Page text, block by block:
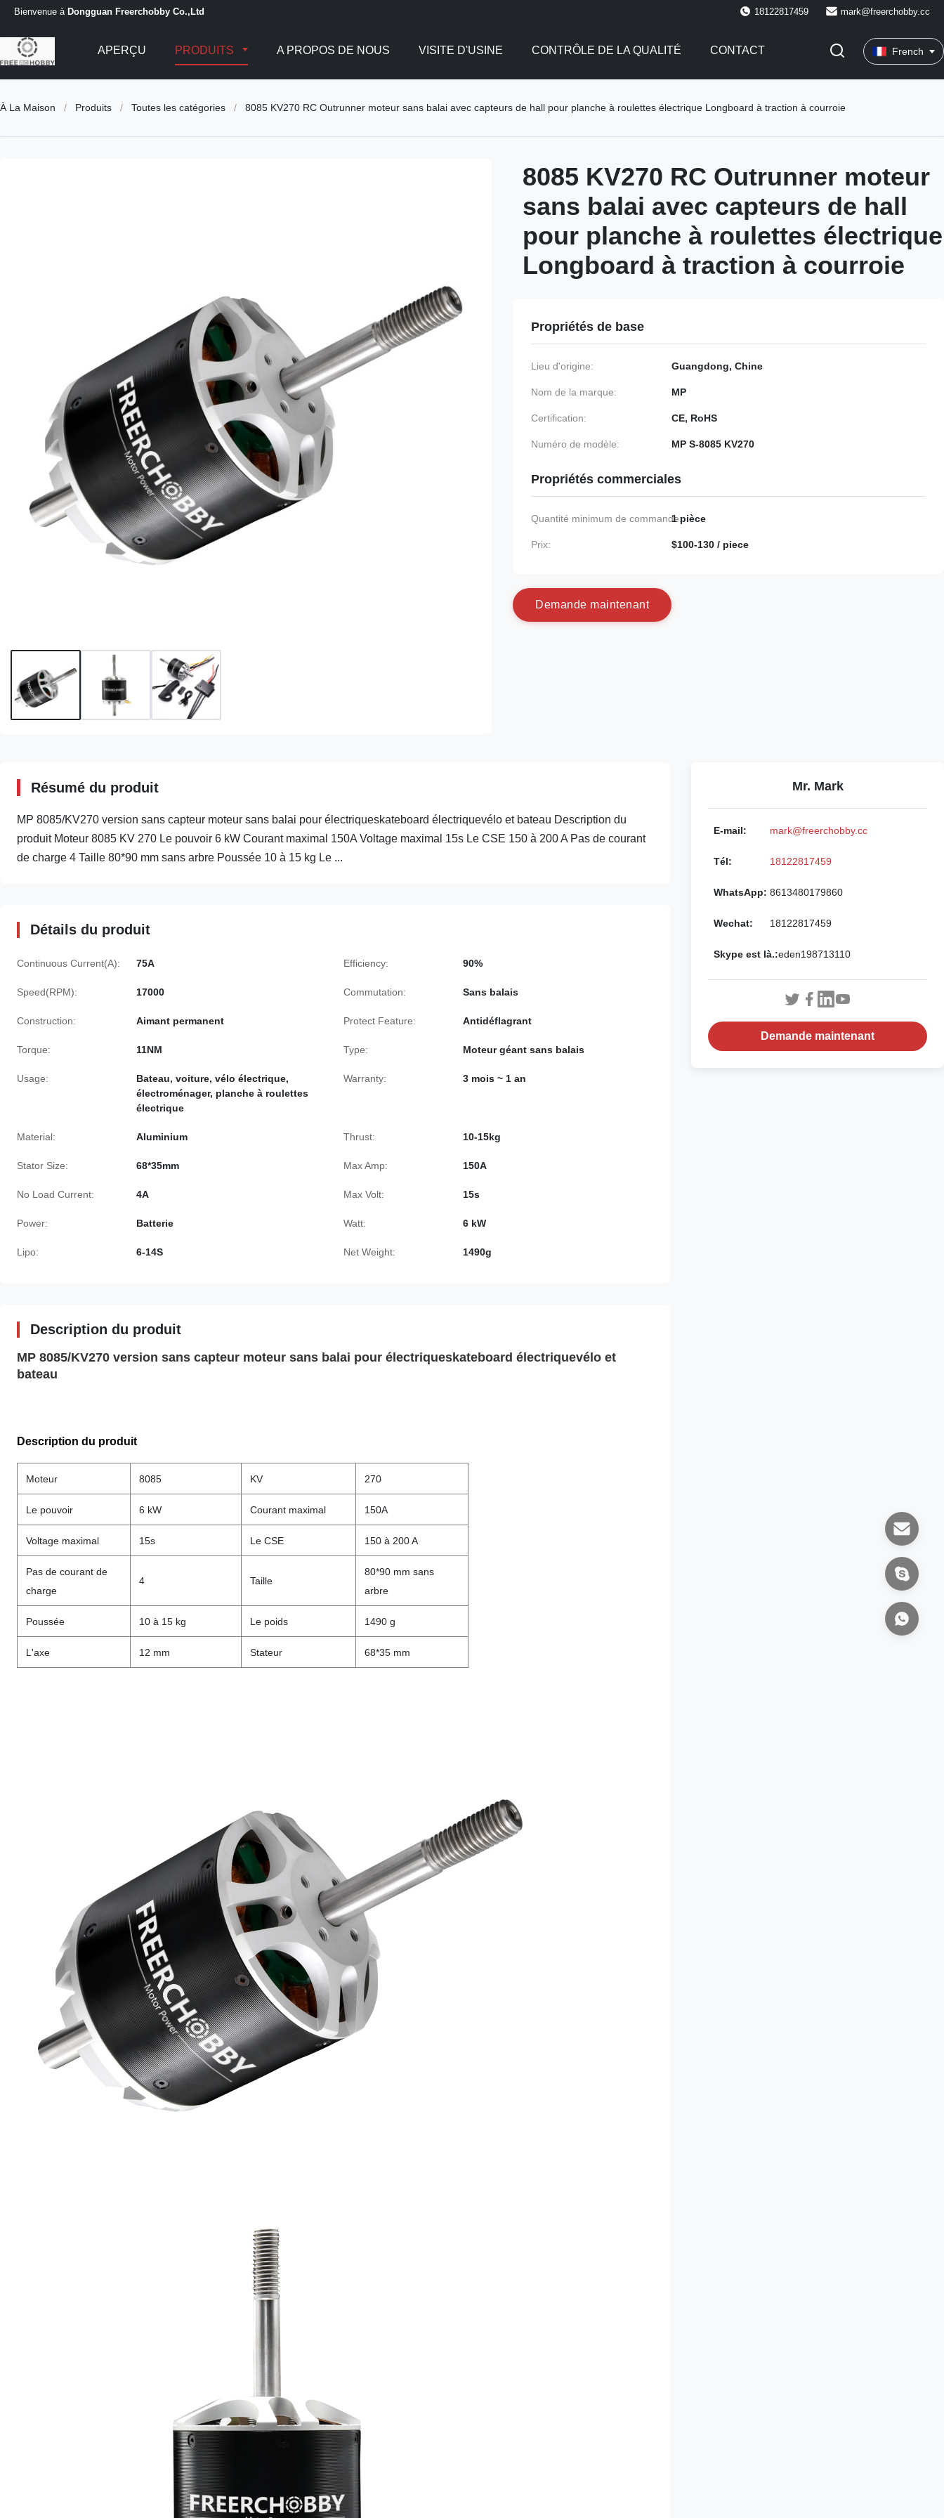
Bienvenue à Dongguan Freerchobby Co.,Ltd 18122817459 mark@freerchobby.cc
APERÇU PRODUITS A PROPOS DE NOUS VISITE D'USINE CONTRÔLE DE LA QUALITÉ CONTACT French
À La Maison / Produits / Toutes les catégories / 8085 KV270 RC Outrunner moteur sans balai avec capteurs de hall pour planche à roulettes électrique Longboard à traction à courroie
8085 KV270 RC Outrunner moteur
sans balai avec capteurs de hall
pour planche à roulettes électrique
Longboard à traction à courroie
Propriétés de base
Lieu d'origine: Guangdong, Chine
Nom de la marque: MP
Certification: CE, RoHS
Numéro de modèle: MP S-8085 KV270
Propriétés commerciales
Quantité minimum de commande:1 pièce
Prix: $100-130 / piece
Demande maintenant
Résumé du produit
MP 8085/KV270 version sans capteur moteur sans balai pour électriqueskateboard électriquevélo et bateau Description du
produit Moteur 8085 KV 270 Le pouvoir 6 kW Courant maximal 150A Voltage maximal 15s Le CSE 150 à 200 A Pas de courant
de charge 4 Taille 80*90 mm sans arbre Poussée 10 à 15 kg Le ...
Détails du produit
Continuous Current(A): 75A Efficiency: 90%
Speed(RPM): 17000 Commutation: Sans balais
Construction: Aimant permanent Protect Feature: Antidéflagrant
Torque: 11NM Type: Moteur géant sans balais
Usage:
Bateau, voiture, vélo électrique,
électroménager, planche à roulettes
électrique
Warranty: 3 mois ~ 1 an
Material: Aluminium Thrust: 10-15kg
Stator Size: 68*35mm Max Amp: 150A
No Load Current: 4A Max Volt: 15s
Power: Batterie Watt: 6 kW
Lipo: 6-14S Net Weight: 1490g
Description du produit
MP 8085/KV270 version sans capteur moteur sans balai pour électriqueskateboard électriquevélo et
bateau
Description du produit
Moteur 8085 KV 270
Le pouvoir 6 kW Courant maximal 150A
Voltage maximal 15s Le CSE 150 à 200 A
Pas de courant de
charge
4 Taille
80*90 mm sans
arbre
Poussée 10 à 15 kg Le poids 1490 g
L'axe 12 mm Stateur 68*35 mm
Mr. Mark
E-mail: mark@freerchobby.cc
Tél: 18122817459
WhatsApp: 8613480179860
Wechat: 18122817459
Skype est là.:eden198713110
Demande maintenant